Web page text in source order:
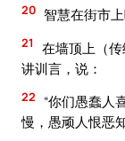
20 智慧在街市
21
在墙顶上（传
讲训言，说：
22
“你们愚蠢人
慢，愚顽人恨恶